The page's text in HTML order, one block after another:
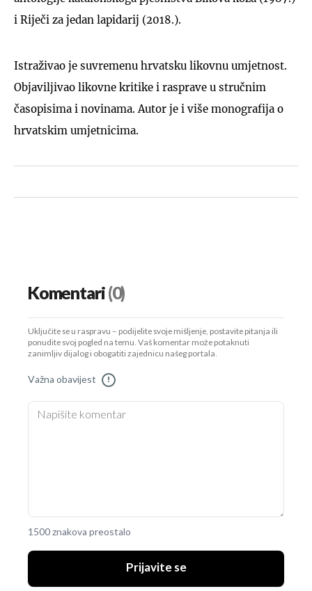
i Riječi za jedan lapidarij (2018.).
Istraživao je suvremenu hrvatsku likovnu umjetnost.
Objaviljivao likovne kritike i rasprave u stručnim
časopisima i novinama. Autor je i više monografija o
hrvatskim umjetnicima.
Komentari(0)
Uključite se u raspravu – podijelite svoje mišljenje, postavite pitanja ili
ponudite svoj pogled na temu. Vaš komentar može potaknuti
zanimljiv dijalog i obogatiti zajednicu našeg portala.
Važna obavijest !
1500 znakova preostalo
Prijavite se